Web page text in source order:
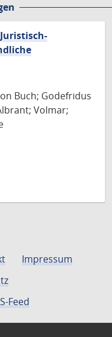
Buch; Godefridus
Volmar;
Impressum
Feed